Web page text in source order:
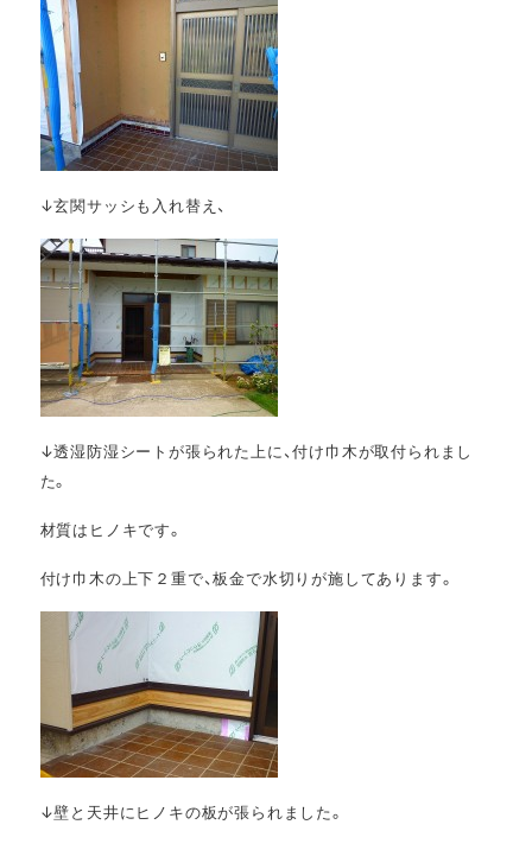
↓玄関サッシも入れ替え、
↓透湿防湿シートが張られた上に、付け巾木が取付られまし
た。
材質はヒノキです。
付け巾木の上下２重で、板金で水切りが施してあります。
↓壁と天井にヒノキの板が張られました。